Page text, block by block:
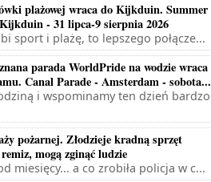
plażowej wraca do Kijkduin. Summer
- 31 lipca-9 sierpnia 2026
sport i plażę, to lepszego połącze...
parada WorldPride na wodzie wraca
Canal Parade - Amsterdam - sobota...
i wspominamy ten dzień bardzo
pożarnej. Złodzieje kradną sprzęt
mogą zginąć ludzie
miesięcy... a co zrobiła policja w c...